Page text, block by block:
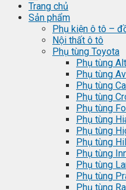
Trang chủ
Sản phẩm
Phụ kiện ô tô –
Nội thất ô tô
Phụ tùng Toyota
Phụ tùng
Phụ tùng
Phụ tùng
Phụ tùng
Phụ tùng
Phụ tùng
Phụ tùng
Phụ tùng
Phụ tùng
Phụ tùng
Phụ tùng
Phụ tùng